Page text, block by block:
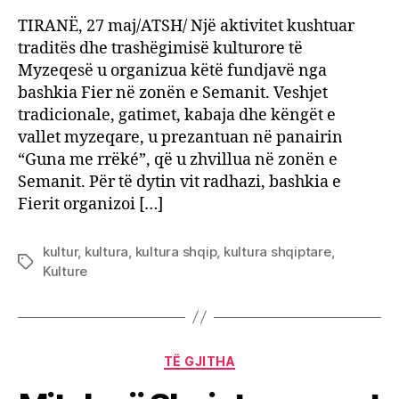
TIRANË, 27 maj/ATSH/ Një aktivitet kushtuar
traditës dhe trashëgimisë kulturore të
Myzeqesë u organizua këtë fundjavë nga
bashkia Fier në zonën e Semanit. Veshjet
tradicionale, gatimet, kabaja dhe këngët e
vallet myzeqare, u prezantuan në panairin
“Guna me rrëké”, që u zhvillua në zonën e
Semanit. Për të dytin vit radhazi, bashkia e
Fierit organizoi […]
Tags
kultur, kultura, kultura shqip, kultura shqiptare,
Kulture
Categories
TË GJITHA